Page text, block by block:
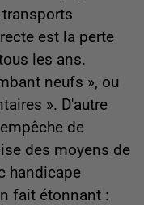
est la perte
les ans.
neufs », ou
». D'autre
de
des moyens de
handicape
fait étonnant :